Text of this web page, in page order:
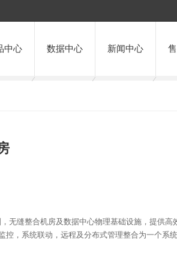
中心 数据中心 新闻中心
无缝整合机房及数据中心物理基础设施，提供高
控，系统联动，远程及分布式管理整合为一个系